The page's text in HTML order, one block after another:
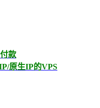
款
原生IP的VPS